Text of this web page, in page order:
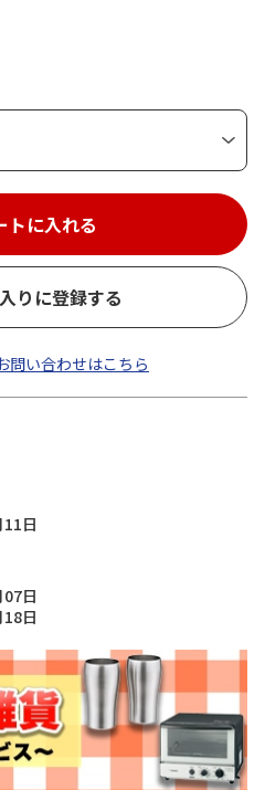
トに入れる
りに登録する
問い合わせはこちら
日
日
日